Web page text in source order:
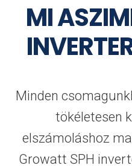
MI
Minden
tökéletesen
elszámoláshoz
Growatt SPH